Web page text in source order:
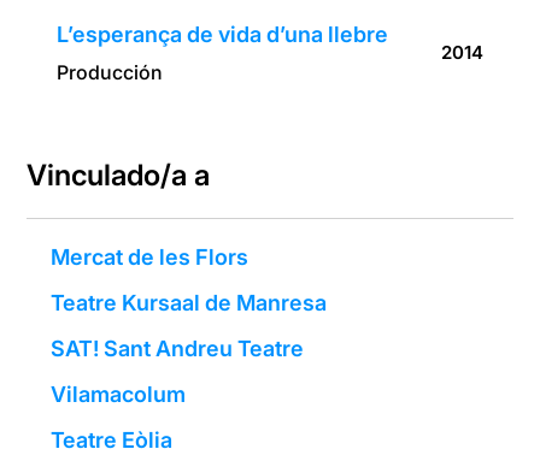
L’esperança de vida d’una llebre
Producción
2014
Vinculado/a a
Mercat de les Flors
Teatre Kursaal de Manresa
SAT! Sant Andreu Teatre
Vilamacolum
Teatre Eòlia